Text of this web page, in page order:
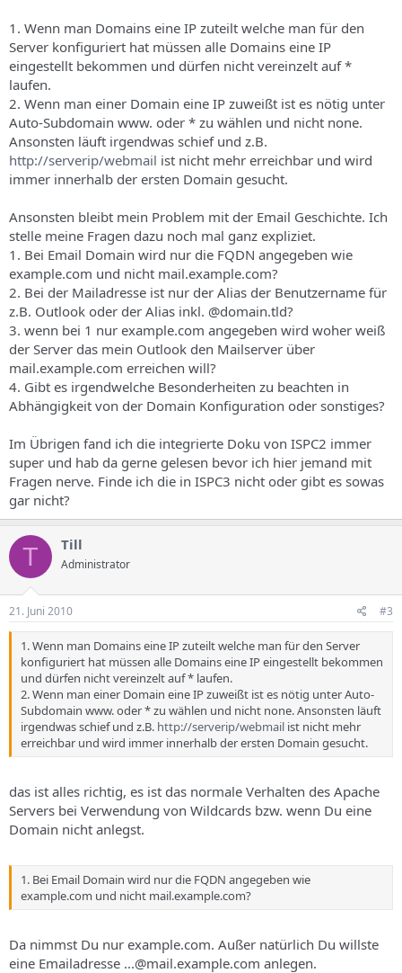
1. Wenn man Domains eine IP zuteilt welche man für den
Server konfiguriert hat müssen alle Domains eine IP
eingestellt bekommen und dürfen nicht vereinzelt auf *
laufen.
2. Wenn man einer Domain eine IP zuweißt ist es nötig unter
Auto-Subdomain www. oder * zu wählen und nicht none.
Ansonsten läuft irgendwas schief und z.B.
http://serverip/webmail ist nicht mehr erreichbar und wird
immer innerhalb der ersten Domain gesucht.
Ansonsten bleibt mein Problem mit der Email Geschichte. Ich
stelle meine Fragen dazu noch mal ganz expliziet.
1. Bei Email Domain wird nur die FQDN angegeben wie
example.com und nicht mail.example.com?
2. Bei der Mailadresse ist nur der Alias der Benutzername für
z.B. Outlook oder der Alias inkl. @domain.tld?
3. wenn bei 1 nur example.com angegeben wird woher weiß
der Server das mein Outlook den Mailserver über
mail.example.com erreichen will?
4. Gibt es irgendwelche Besonderheiten zu beachten in
Abhängigkeit von der Domain Konfiguration oder sonstiges?
Im Übrigen fand ich die integrierte Doku von ISPC2 immer
super und hab da gerne gelesen bevor ich hier jemand mit
Fragen nerve. Finde ich die in ISPC3 nicht oder gibt es sowas
gar nicht?
T Till
Administrator
21. Juni 2010 #3
1. Wenn man Domains eine IP zuteilt welche man für den Server
konfiguriert hat müssen alle Domains eine IP eingestellt bekommen
und dürfen nicht vereinzelt auf * laufen.
2. Wenn man einer Domain eine IP zuweißt ist es nötig unter Auto-
Subdomain www. oder * zu wählen und nicht none. Ansonsten läuft
irgendwas schief und z.B. http://serverip/webmail ist nicht mehr
erreichbar und wird immer innerhalb der ersten Domain gesucht.
das ist alles richtig, es ist das normale Verhalten des Apache
Servers bei Verwendung von Wildcards bzw. wenn Du eine
Domain nicht anlegst.
1. Bei Email Domain wird nur die FQDN angegeben wie
example.com und nicht mail.example.com?
Da nimmst Du nur example.com. Außer natürlich Du willste
eine Emailadresse ...@mail.example.com anlegen.